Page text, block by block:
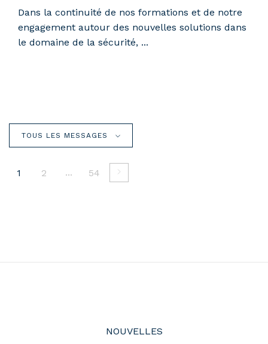
Dans la continuité de nos formations et de notre
engagement autour des nouvelles solutions dans
le domaine de la sécurité, ...
TOUS LES MESSAGES
1 2 ... 54
NOUVELLES